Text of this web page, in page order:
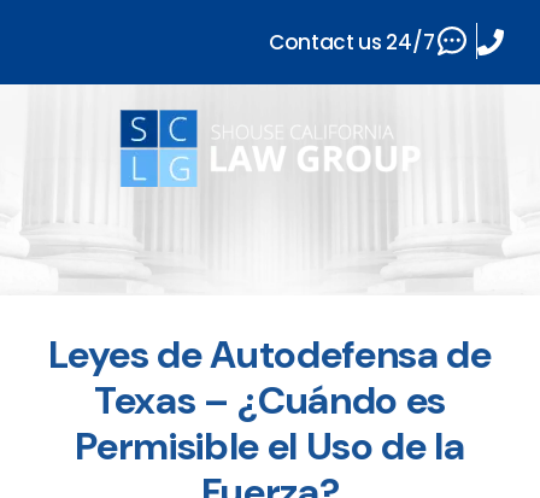
Leyes de Autodefensa de
Texas – ¿Cuándo es
Permisible el Uso de la
Contact us 24/7